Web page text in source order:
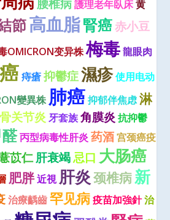
腰椎病 護理老年臥床 黄
節高血脂腎癌赤小豆
OMICRON变异株梅毒 龍眼肉
痔瘡 抑鬱症濕疹使用电动
變異株肺癌 抑郁伴焦虑淋
关节炎 牙套族 角膜炎 抗抑鬱
丙型病毒性肝炎 药酒 宫颈癌疫
苡仁肝衰竭忌口 大肠癌
肥胖近視肝炎颈椎病新
治療齲齒 罕见病 疫苗加強針治